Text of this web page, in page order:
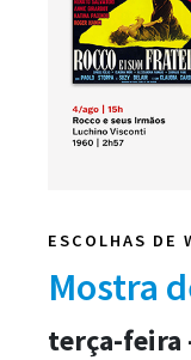
ESCOLHAS DE
Mostra
terça-feira